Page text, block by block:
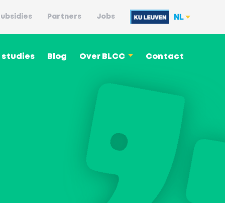
Partners Jobs NL
studies Blog Over BLCC Contact